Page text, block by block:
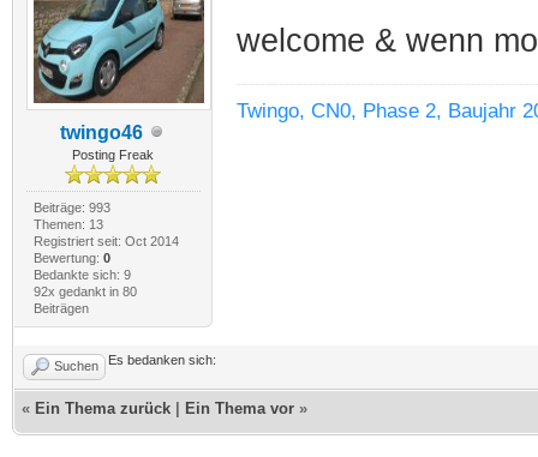
twingo46
Posting Freak
Beiträge: 993
Themen: 13
Registriert seit: Oct 2014
Bewertung: 0
Bedankte sich: 9
92x gedankt in 80
Beiträgen
welcome & wenn
Twingo, CN0, Phase 2, Baujahr
Suchen Es bedanken sich:
« Ein Thema zurück Ein Thema vor »